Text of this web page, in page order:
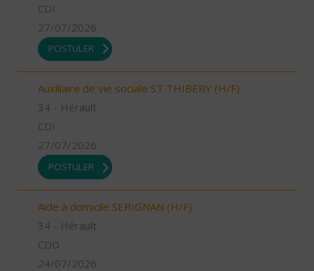
CDI
27/07/2026
POSTULER
Auxiliaire de vie sociale ST THIBERY (H/F)
34 - Hérault
CDI
27/07/2026
POSTULER
Aide à domicile SERIGNAN (H/F)
34 - Hérault
CDD
24/07/2026